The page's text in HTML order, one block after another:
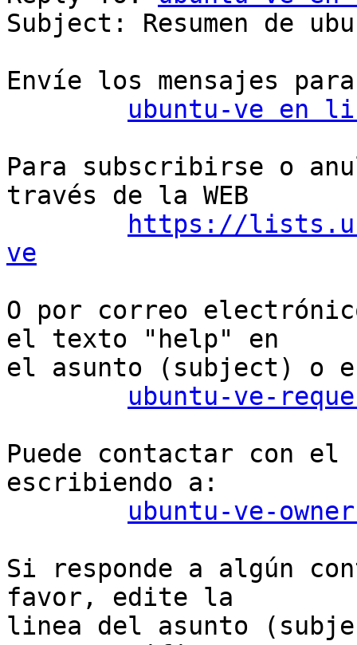
Subject: Resumen de
Envíe los mensajes
ubuntu-ve en
Para subscribirse o
través de la WEB
https://
ve
O por correo
el texto "help" en
el asunto (subject) o
ubuntu-ve-
Puede contactar con
escribiendo a:
ubuntu-ve-
Si responde a algún
favor, edite la
linea del asunto